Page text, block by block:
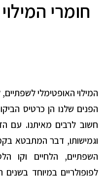
חומרי
המילוי האופטימלי
הפנים שלנו הן כרטיס
חשוב לרבים מאיתנו. עם
וגמישותו, דבר המתבטא
השפתיים, הלחיים וקו
לפופולריים במיוחד